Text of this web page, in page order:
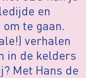
en
te gaan.
verhalen
in de kelders
Met Hans de